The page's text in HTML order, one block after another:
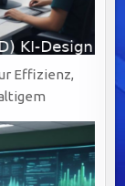
Effizienz,